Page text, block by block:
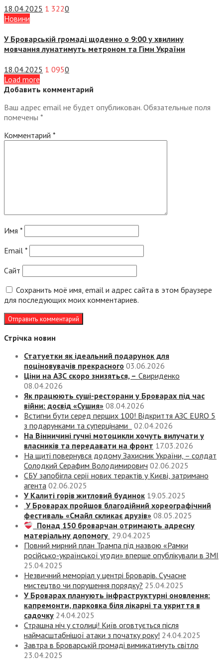
18.04.2025 1 3220
Новини
У Броварській громаді щоденно о 9:00 у хвилину
мовчання лунатимуть метроном та Гімн України
18.04.2025 1 0950
Load more
Добавить комментарий
Ваш адрес email не будет опубликован. Обязательные поля
помечены *
Комментарий *
Имя *
Email *
Сайт
Сохранить моё имя, email и адрес сайта в этом браузере
для последующих моих комментариев.
Стрічка новин
Статуетки як ідеальний подарунок для
поціновувачів прекрасного 03.06.2026
Ціни на АЗС скоро знизяться, – Свириденко
08.04.2026
Як працюють суші-ресторани у Броварах під час
війни: досвід «Сушия» 08.04.2026
Встигни бути серед перших 100! Відкриття АЗС EURO 5
з подарунками та суперцінами
02.04.2026
На Вінничині гучні мотоцикли хочуть вилучати у
власників та передавати на фронт 17.03.2026
На щиті повернувся додому Захисник України, – солдат
Солодкий Серафим Володимирович 02.06.2025
СБУ запобігла серії нових терактів у Києві, затримано
агента 02.06.2025
У Калиті горів житловий будинок 19.05.2025
У Броварах пройшов благодійний хореографічний
фестиваль «Смайл скликає друзів» 08.05.2025
Понад 150 броварчан отримають адресну
матеріальну допомогу 29.04.2025
Повний мирний план Трампа під назвою «‎Рамки
російсько-української угоди» вперше опублікували в ЗМІ
25.04.2025
Незвичний меморіал у центрі Броварів. Сучасне
мистецтво чи порушення порядку? 25.04.2025
У Броварах планують інфраструктурні оновлення:
капремонти, парковка біля лікарні та укриття в
садочку 24.04.2025
Страшна ніч у столиці! Київ оговтується після
наймасштабнішої атаки з початку року! 24.04.2025
Завтра в Броварській громаді вимикатимуть світло
23.04.2025